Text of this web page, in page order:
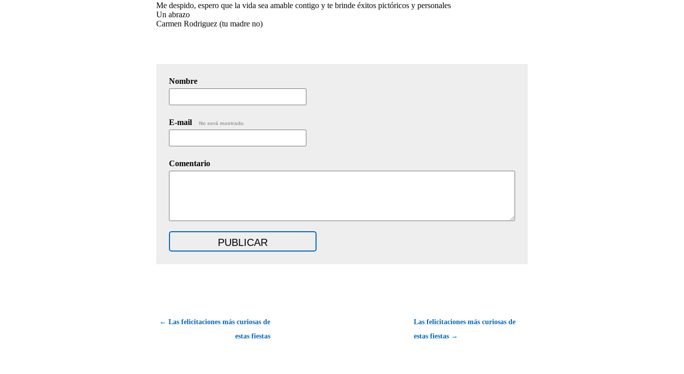
Me despido, espero que la vida sea amable contigo y te brinde éxitos pictóricos y personales
Un abrazo
Carmen Rodriguez (tu madre no)
Nombre
E-mail No será mostrado.
Comentario
← Las felicitaciones más curiosas de
estas fiestas
Las felicitaciones más curiosas de
estas fiestas →